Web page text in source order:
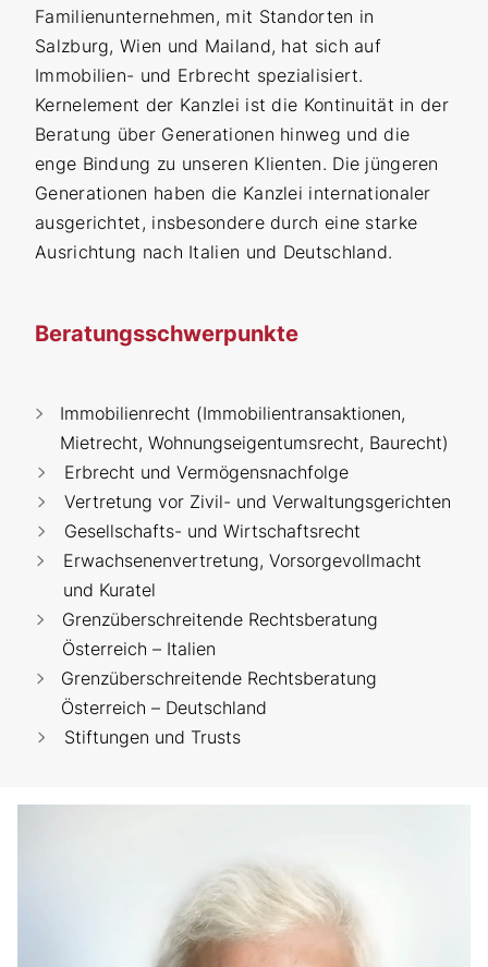
Familienunternehmen, mit Standorten in
Salzburg, Wien und Mailand, hat sich auf
Immobilien- und Erbrecht spezialisiert.
Kernelement der Kanzlei ist die Kontinuität in der
Beratung über Generationen hinweg und die
enge Bindung zu unseren Klienten. Die jüngeren
Generationen haben die Kanzlei internationaler
ausgerichtet, insbesondere durch eine starke
Ausrichtung nach Italien und Deutschland.
Beratungsschwerpunkte
Immobilienrecht (Immobilientransaktionen,
Mietrecht, Wohnungseigentumsrecht, Baurecht)
Erbrecht und Vermögensnachfolge
Vertretung vor Zivil- und Verwaltungsgerichten
Gesellschafts- und Wirtschaftsrecht
Erwachsenenvertretung, Vorsorgevollmacht
und Kuratel
Grenzüberschreitende Rechtsberatung
Österreich – Italien
Grenzüberschreitende Rechtsberatung
Österreich – Deutschland
Stiftungen und Trusts